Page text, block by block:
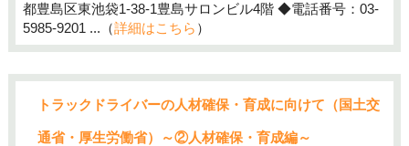
都豊島区東池袋1-38-1豊島サロンビル4階 ◆電話番号：03-
5985-9201 ...（詳細はこちら ）
トラックドライバーの人材確保・育成に向けて（国土交
通省・厚生労働省）～②人材確保・育成編～